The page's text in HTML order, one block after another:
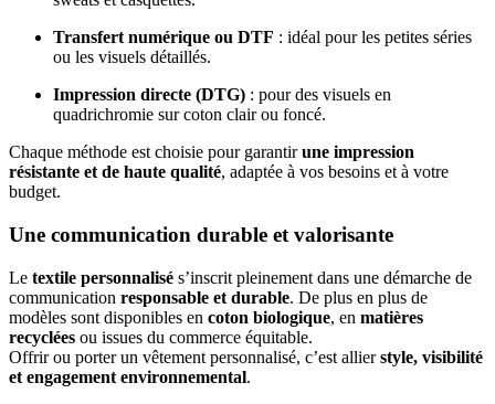
Transfert numérique ou DTF : idéal pour les petites séries
ou les visuels détaillés.
Impression directe (DTG) : pour des visuels en
quadrichromie sur coton clair ou foncé.
Chaque méthode est choisie pour garantirune impression
résistante et de haute qualité, adaptée à vos besoins et à votre
budget.
Une communication durable et valorisante
Le textile personnalisé s’inscrit pleinement dans une démarche de
communication responsable et durable. De plus en plus de
modèles sont disponibles en coton biologique, en matières
recyclées ou issues du commerce équitable.
Offrir ou porter un vêtement personnalisé, c’est allierstyle, visibilité
et engagement environnemental.